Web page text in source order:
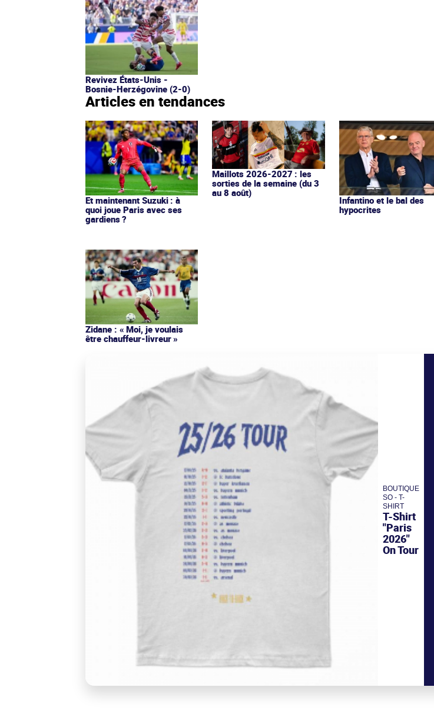
Revivez États-Unis -
Bosnie-Herzégovine (2-0)
Articles en tendances
Et maintenant Suzuki : à
quoi joue Paris avec ses
gardiens ?
Maillots 2026-2027 : les
sorties de la semaine (du 3
au 8 août)
Infantino et le bal des
hypocrites
Zidane : « Moi, je voulais
être chauffeur-livreur »
BOUTIQUE
SO - T-
SHIRT
T-Shirt
"Paris
2026"
On Tour